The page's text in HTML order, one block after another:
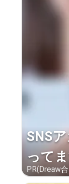
SNS
って
PR(Dreaw